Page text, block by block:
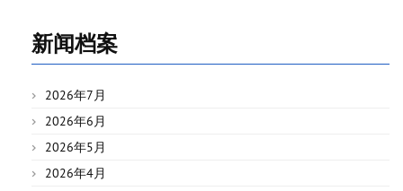
新闻档案
2026年7月
2026年6月
2026年5月
2026年4月